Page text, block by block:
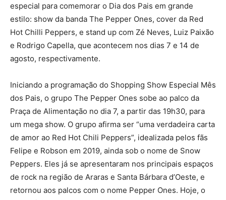
especial para comemorar o Dia dos Pais em grande
estilo: show da banda The Pepper Ones, cover da Red
Hot Chilli Peppers, e stand up com Zé Neves, Luiz Paixão
e Rodrigo Capella, que acontecem nos dias 7 e 14 de
agosto, respectivamente.
Iniciando a programação do Shopping Show Especial Mês
dos Pais, o grupo The Pepper Ones sobe ao palco da
Praça de Alimentação no dia 7, a partir das 19h30, para
um mega show. O grupo afirma ser “uma verdadeira carta
de amor ao Red Hot Chili Peppers”, idealizada pelos fãs
Felipe e Robson em 2019, ainda sob o nome de Snow
Peppers. Eles já se apresentaram nos principais espaços
de rock na região de Araras e Santa Bárbara d’Oeste, e
retornou aos palcos com o nome Pepper Ones. Hoje, o